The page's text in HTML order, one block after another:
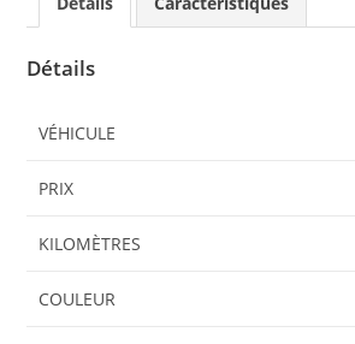
Détails
VÉHICULE
PRIX
KILOMÈTRES
COULEUR
INSCRIPTION